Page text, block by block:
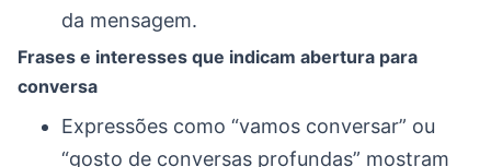
da mensagem.
Frases e interesses que indicam abertura para
conversa
Expressões como “vamos conversar” ou
“gosto de conversas profundas” mostram